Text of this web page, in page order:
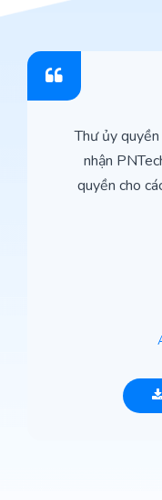
Thư ủy
nhận
quyền cho